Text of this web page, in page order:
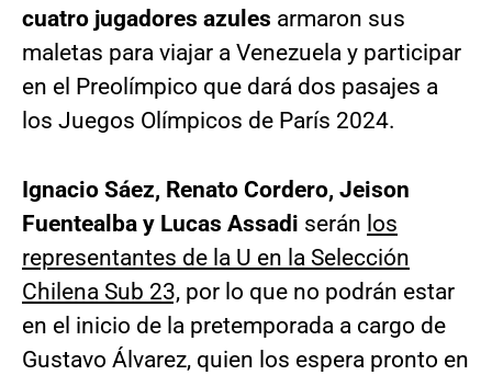
cuatro jugadores azules armaron sus
maletas para viajar a Venezuela y participar
en el Preolímpico que dará dos pasajes a
los Juegos Olímpicos de París 2024.
Ignacio Sáez, Renato Cordero, Jeison
Fuentealba y Lucas Assadi serán los
representantes de la U en la Selección
Chilena Sub 23, por lo que no podrán estar
en el inicio de la pretemporada a cargo de
Gustavo Álvarez, quien los espera pronto en